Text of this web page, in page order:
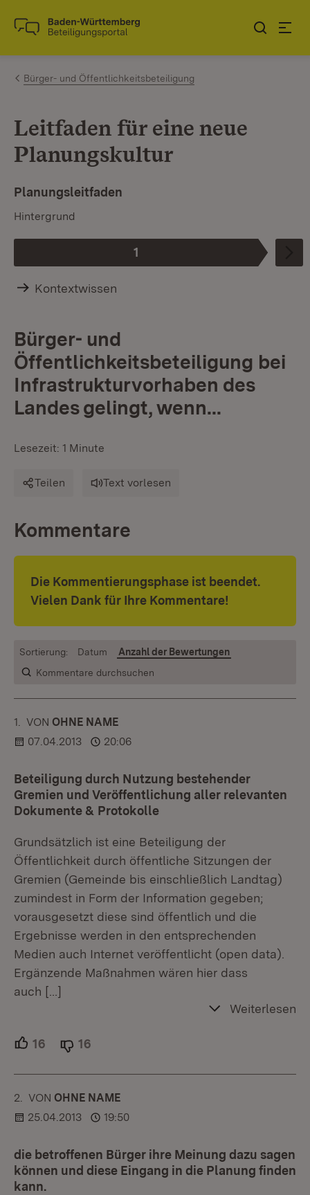
Zum Inhalt springen
Link zur Startseite
Bürger- und Öffentlichkeitsbeteiligung
Leitfaden für eine neue
Planungskultur
Phase
1
:
Planungsleitfaden
Hintergrund
Kontextwissen
Bürger- und
Öffentlichkeitsbeteiligung bei
Infrastrukturvorhaben des
Landes gelingt, wenn...
Lesezeit: 1 Minute
Teilen Text vorlesen
Kommentare
Die Kommentierungsphase ist beendet.
Vielen Dank für Ihre Kommentare!
Kommentare durchsuchen
Sortierung: Datum Anzahl der Bewertungen
1. KOMMENTAR
VON :OHNE NAME
07.04.2013
20:06
Beteiligung durch Nutzung bestehender
Gremien und Veröffentlichung aller relevanten
Dokumente & Protokolle
Grundsätzlich ist eine Beteiligung der
Öffentlichkeit durch öffentliche Sitzungen der
Gremien (Gemeinde bis einschließlich Landtag)
zumindest in Form der Information gegeben;
vorausgesetzt diese sind öffentlich und die
Ergebnisse werden in den entsprechenden
Medien auch Internet veröffentlicht (open data).
Ergänzende Maßnahmen wären hier dass
auch […]
Weiterlesen
16 Unterstützer.
16
2. KOMMENTAR
VON :OHNE NAME
25.04.2013
19:50
die betroffenen Bürger ihre Meinung dazu sagen
können und diese Eingang in die Planung finden
kann.